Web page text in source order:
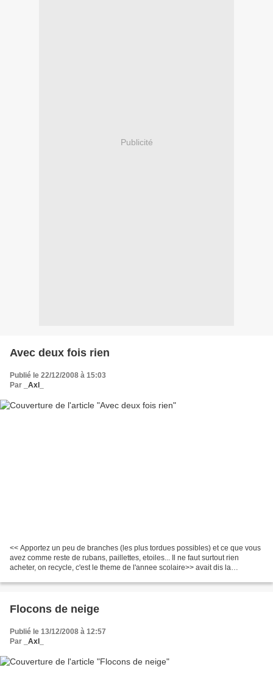
Publicité
Avec deux fois rien
Publié le 22/12/2008 à 15:03
Par
_Axl_
<< Apportez un peu de branches (les plus tordues possibles) et ce que vous
avez comme reste de rubans, paillettes, etoiles... Il ne faut surtout rien
acheter, on recycle, c'est le theme de l'annee scolaire>> avait dis la
Flocons de neige
Publié le 13/12/2008 à 12:57
Par
_Axl_